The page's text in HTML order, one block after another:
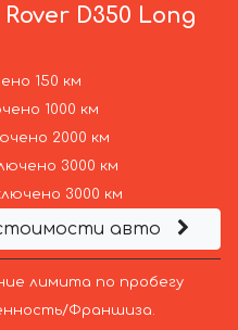
Rover D350 Long
150 км
1000 км
2000 км
3000 км
3000 км
авто
лимита по пробегу
Франшиза.